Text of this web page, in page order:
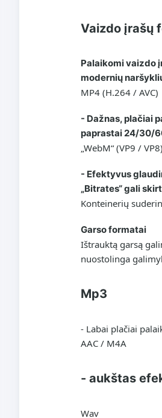
Vaizdo įrašų
Palaikomi vaizdo
modernių
MP4 (H.264 / AVC)
- Dažnas, plačiai
paprastai 24/30/
„WebM“ (VP9 / VP8)
- Efektyvus
„Bitrates“ gali
Konteinerių
Garso formatai
Ištrauktą garsą
nuostolinga
Mp3
- Labai plačiai
AAC / M4A
- aukštas
Wav